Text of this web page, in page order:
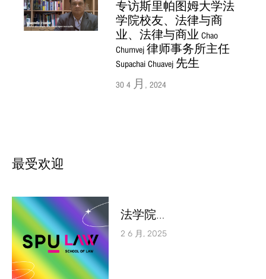
专访斯里帕图姆大学法
学院校友、法律与商
业、法律与商业 Chao
Chumvej 律师事务所主任
Supachai Chuavej 先生
30 4 月, 2024
最受欢迎
法学院…
2 6 月, 2025